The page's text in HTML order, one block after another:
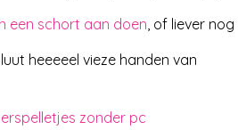
een schort aan doen , of liever
heeeeel vieze handen van
zonder pc